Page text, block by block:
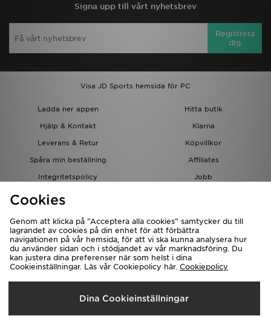
Signa upp till vårt nyhetsbrev
Registrera
dig
Visa JD Sports hemsida för PC
Ladda ner appen
Hitta butik
Hjälp & Kontakt
Klarna
Leverans & Retur
Köpvillkor
Spåra min beställning
Affiliates
Integritetspolicy
Jobb
JD-bloggen
Levererar Till
Sverige
Cookies
Genom att klicka på ”Acceptera alla cookies” samtycker du till
lagrandet av cookies på din enhet för att förbättra
navigationen på vår hemsida, för att vi ska kunna analysera hur
du använder sidan och i stödjandet av vår marknadsföring. Du
kan justera dina preferenser när som helst i dina
Cookieinställningar. Läs vår Cookiepolicy här. Cookiepolicy
Dina Cookieinställningar